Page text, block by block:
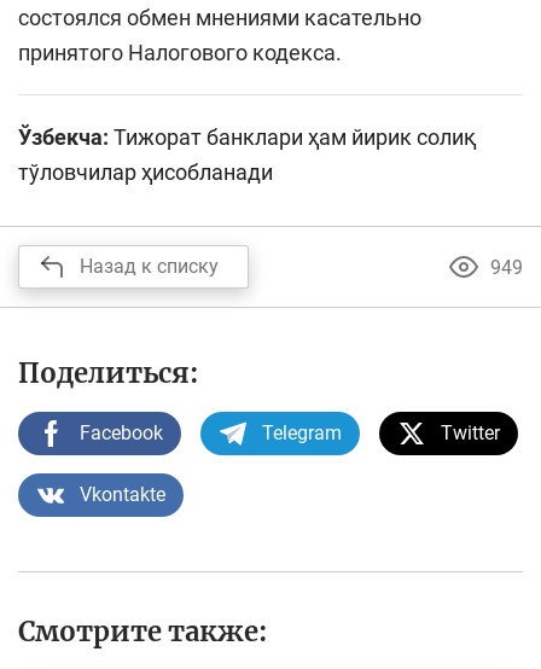
состоялся обмен мнениями касательно
принятого Налогового кодекса.
Ўзбекча: Тижорат банклари ҳам йирик солиқ
тўловчилар ҳисобланади
Назад к списку 949
Поделиться:
Facebook Telegram Twitter
Vkontakte
Смотрите также: